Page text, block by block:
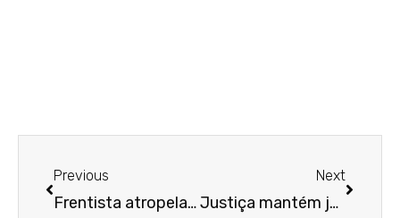
Previous
Frentista atropelada por cliente de posto será indenizada
Next
Justiça mantém justa causa de cuidadora por falta de socorro a idosa em casa de repouso